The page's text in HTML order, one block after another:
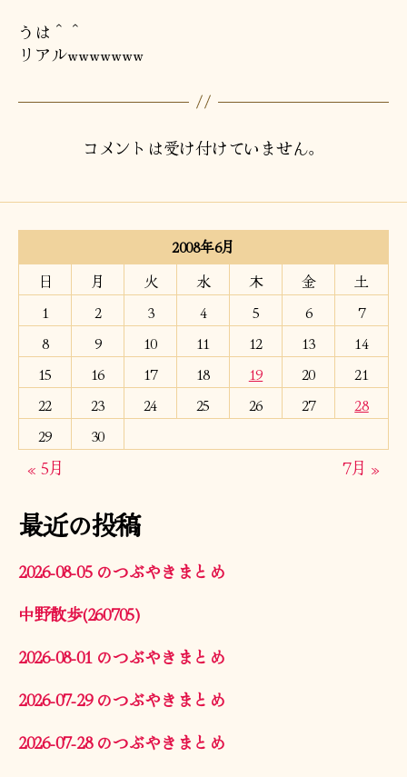
うは＾＾
リアルwwwwwww
コメントは受け付けていません。
2008年6月
日
月 火 水 木 金
土
1
2 3 4 5 6
7
8
9 10 11 12 13
14
15
16 17 18 19 20
21
22
23 24 25 26 27
28
29
30
« 5月 7月 »
最近の投稿
2026-08-05 のつぶやきまとめ
中野散歩(260705)
2026-08-01 のつぶやきまとめ
2026-07-29 のつぶやきまとめ
2026-07-28 のつぶやきまとめ